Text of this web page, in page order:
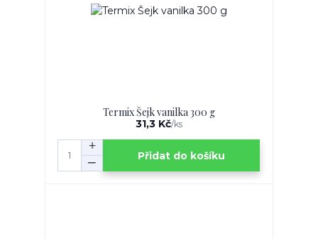
Termix Šejk vanilka 300 g
31,3 Kč/ks
Přidat do košíku